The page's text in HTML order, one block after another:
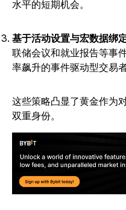
水平的短期机会。
基于活动设置与宏数据绑
联储会议和就业报告等事
率飙升的事件驱动型交易
这些策略凸显了黄金作为
双重身份。